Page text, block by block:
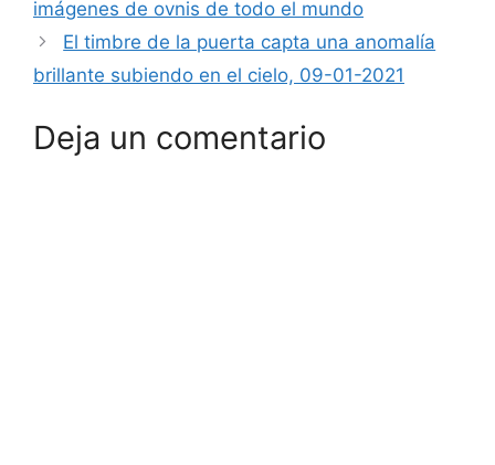
imágenes de ovnis de todo el mundo
El timbre de la puerta capta una anomalía
brillante subiendo en el cielo, 09-01-2021
Deja un comentario